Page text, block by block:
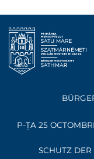
SCHUTZ
P-ȚA 25